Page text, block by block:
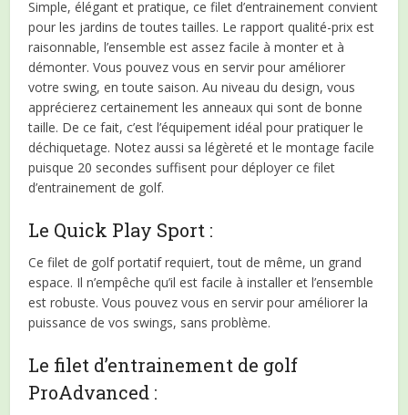
Simple, élégant et pratique, ce filet d’entrainement convient
pour les jardins de toutes tailles. Le rapport qualité-prix est
raisonnable, l’ensemble est assez facile à monter et à
démonter. Vous pouvez vous en servir pour améliorer
votre swing, en toute saison. Au niveau du design, vous
apprécierez certainement les anneaux qui sont de bonne
taille. De ce fait, c’est l’équipement idéal pour pratiquer le
déchiquetage. Notez aussi sa légèreté et le montage facile
puisque 20 secondes suffisent pour déployer ce filet
d’entrainement de golf.
Le Quick Play Sport :
Ce filet de golf portatif requiert, tout de même, un grand
espace. Il n’empêche qu’il est facile à installer et l’ensemble
est robuste. Vous pouvez vous en servir pour améliorer la
puissance de vos swings, sans problème.
Le filet d’entrainement de golf
ProAdvanced :